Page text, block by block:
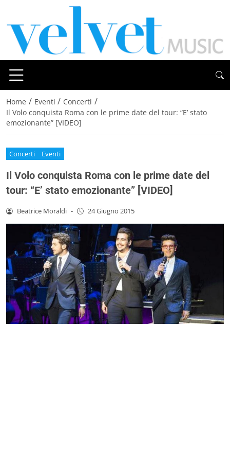
Home / Eventi / Concerti /
Il Volo conquista Roma con le prime date del tour: “E’ stato
emozionante” [VIDEO]
Concerti Eventi
Il Volo conquista Roma con le prime date del
tour: “E’ stato emozionante” [VIDEO]
Beatrice Moraldi - 24 Giugno 2015